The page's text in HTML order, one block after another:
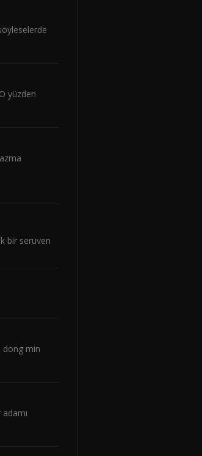
yüzden
bir serüven
dong min